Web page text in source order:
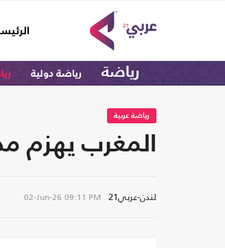
رياضة رياضة دولية
رياضة عربية
المغرب يهزم
لندن-عربي21 02-Jun-26 09:11 PM